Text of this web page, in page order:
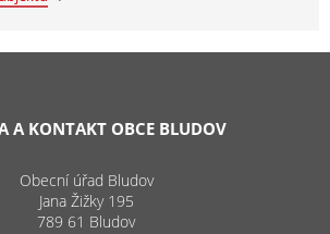
A KONTAKT OBCE BLUDOV
Obecní úřad Bludov
Jana Žižky 195
789 61 Bludov